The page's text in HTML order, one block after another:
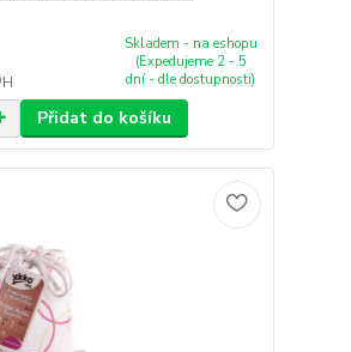
Skladem - na eshopu
(Expedujeme 2 - 5
dní - dle dostupnosti)
Přidat do košíku